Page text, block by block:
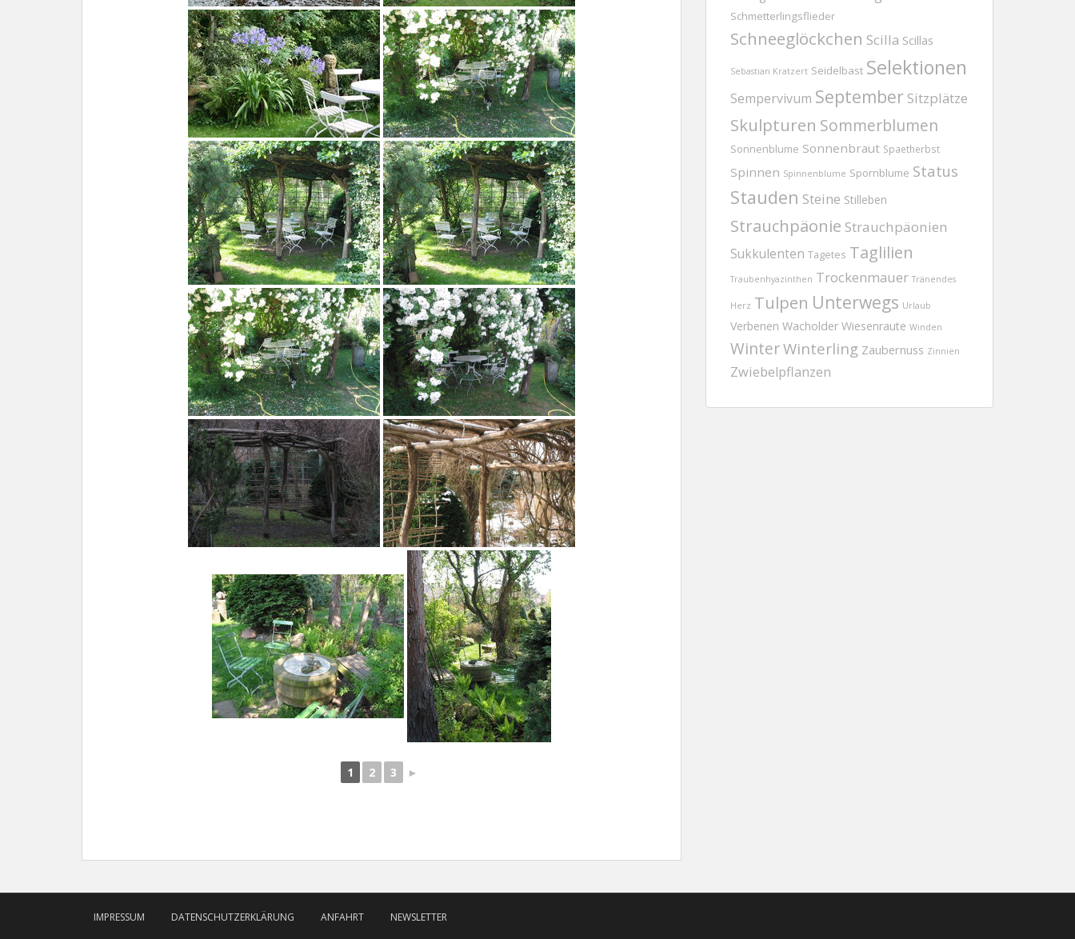
1 2 3 ►
Schmetterlingsflieder
Schneeglöckchen Scilla Scillas
Sebastian Kratzert Seidelbast Selektionen
Sempervivum September Sitzplätze
Skulpturen Sommerblumen
Sonnenblume Sonnenbraut Spaetherbst
Spinnen Spinnenblume Spornblume Status
Stauden Steine Stilleben
Strauchpäonie Strauchpäonien
Sukkulenten Tagetes Taglilien
Traubenhyazinthen Trockenmauer Tränendes
Herz Tulpen Unterwegs Urlaub
Verbenen Wacholder Wiesenraute Winden
WinterWinterling Zaubernuss Zinnien
Zwiebelpflanzen
IMPRESSUM DATENSCHUTZERKLÄRUNG ANFAHRT NEWSLETTER